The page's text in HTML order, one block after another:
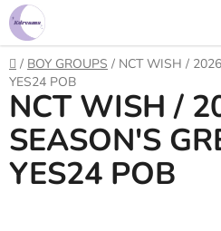
Prejsť
na
obsah
Domov
/ BOY GROUPS / NCT WISH /
YES24 POB
NCT WISH /
SEASON'S
YES24 POB